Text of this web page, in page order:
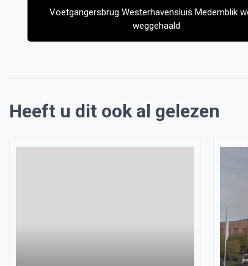
Voetgangersbrug Westerhavensluis Medemblik
weggehaald
Heeft u dit ook al gelezen